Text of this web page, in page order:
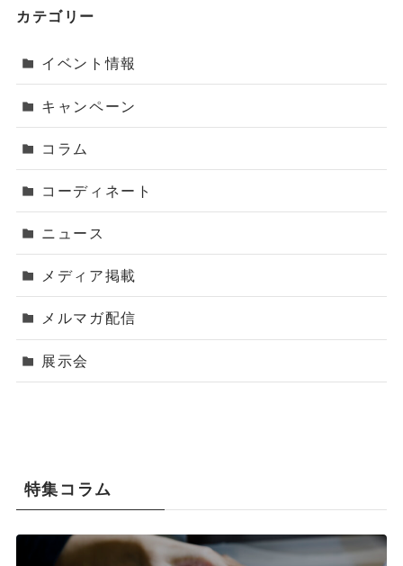
カテゴリー
イベント情報
キャンペーン
コラム
コーディネート
ニュース
メディア掲載
メルマガ配信
展示会
特集コラム